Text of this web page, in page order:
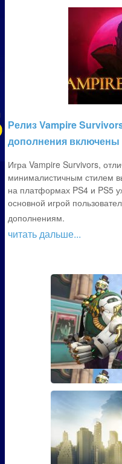
Релиз Vampire
дополнения включены
Игра Vampire Survivors,
минималистичным стилем
на платформах PS4 и PS5
основной игрой
дополнениям.
читать дальше...
Гайд: Как
Гра для Эш
Если вы играли в
там персона